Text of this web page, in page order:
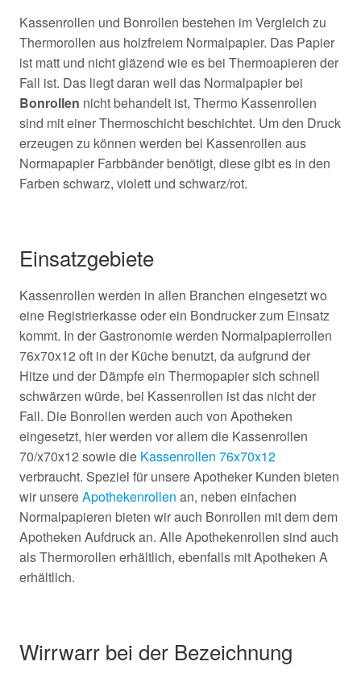
Kassenrollen und Bonrollen bestehen im Vergleich zu
Thermorollen aus holzfreiem Normalpapier. Das Papier
ist matt und nicht gläzend wie es bei Thermoapieren der
Fall ist. Das liegt daran weil das Normalpapier bei
Bonrollen nicht behandelt ist, Thermo Kassenrollen
sind mit einer Thermoschicht beschichtet. Um den Druck
erzeugen zu können werden bei Kassenrollen aus
Normapapier Farbbänder benötigt, diese gibt es in den
Farben schwarz, violett und schwarz/rot.
Einsatzgebiete
Kassenrollen werden in allen Branchen eingesetzt wo
eine Registrierkasse oder ein Bondrucker zum Einsatz
kommt. In der Gastronomie werden Normalpapierrollen
76x70x12 oft in der Küche benutzt, da aufgrund der
Hitze und der Dämpfe ein Thermopapier sich schnell
schwärzen würde, bei Kassenrollen ist das nicht der
Fall. Die Bonrollen werden auch von Apotheken
eingesetzt, hier werden vor allem die Kassenrollen
70/x70x12 sowie die Kassenrollen 76x70x12
verbraucht. Speziel für unsere Apotheker Kunden bieten
wir unsereApothekenrollen an, neben einfachen
Normalpapieren bieten wir auch Bonrollen mit dem dem
Apotheken Aufdruck an. Alle Apothekenrollen sind auch
als Thermorollen erhältlich, ebenfalls mit Apotheken A
erhältlich.
Wirrwarr bei der Bezeichnung